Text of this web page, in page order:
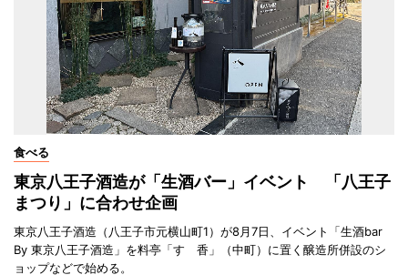
食べる
東京八王子酒造が「生酒バー」イベント 「八王子
まつり」に合わせ企画
東京八王子酒造（八王子市元横山町1）が8月7日、イベント「生酒bar
By 東京八王子酒造」を料亭「すゞ香」（中町）に置く醸造所併設のシ
ョップなどで始める。